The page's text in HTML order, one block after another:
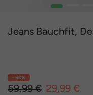
1
Jeans Bauchfit,
- 50%
59,99 € 29,99 €